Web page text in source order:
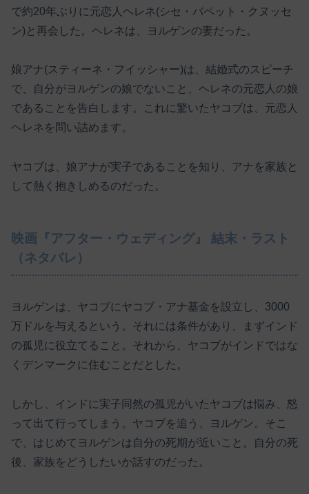
で約20年ぶりに元恋人ヘレネ(シセ・バペット・クヌッセ
ン)と再会した。ヘレネは、ヨルゲンの妻だった。
娘アナ(スティーネ・フイッシャー)は、結婚式のスピーチ
で、自分がヨルゲンの娘でないこと、ヘレネの元恋人の娘
であることを告白します。これに驚いたヤコブは、元恋人
ヘレネを問い詰めます。
ヤコブは、娘アナが実子であることを知り、アナを家族と
して熱く抱きしめるのだった。
映画『アフター・ウェディング』 結末・ラスト
（ネタバレ）
ヨルゲンは、ヤコブにヤコブ・アナ基金を設立し、3000
万ドルを与えるという。それには条件があり、まずインド
の孤児に役立てること。それから、ヤコブがインドではな
くデンマークに住むことだとした。
しかし、インドに実子同然の孤児がいたヤコブは悩み、怒
って出て行ってしまう。ヤコブを追う、ヨルゲン。そこ
で、はじめてヨルゲンは自分の死期が近いこと。自分の死
後、家族をどうしたいか話すのだった。